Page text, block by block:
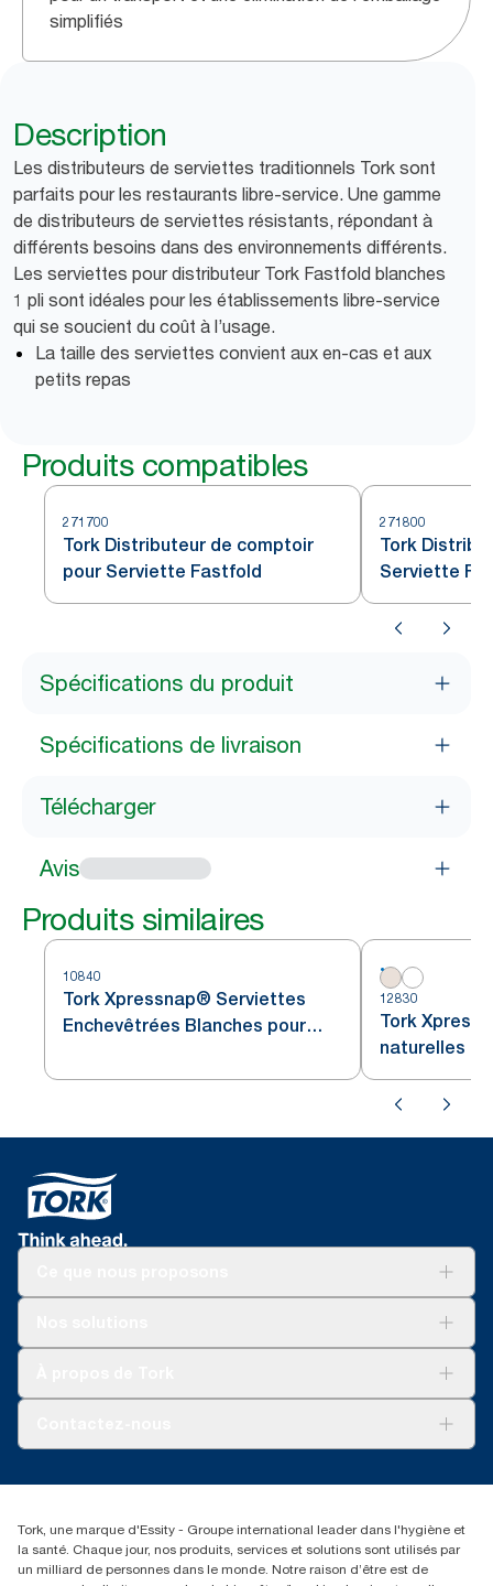
simplifiés
Description
Les distributeurs de serviettes traditionnels Tork sont
parfaits pour les restaurants libre-service. Une gamme
de distributeurs de serviettes résistants, répondant à
différents besoins dans des environnements différents.
Les serviettes pour distributeur Tork Fastfold blanches
1 pli sont idéales pour les établissements libre-service
qui se soucient du coût à l’usage.
La taille des serviettes convient aux en-cas et aux
petits repas
Produits compatibles
271700
Tork Distributeur de comptoir
pour Serviette Fastfold
271800
Tork
Serviette
Spécifications du produit
Spécifications de livraison
Télécharger
Avis
Produits similaires
10840
Tork Xpressnap® Serviettes
Enchevêtrées Blanches pour
12830
Tork
naturelles
01 85 07 92 00
Tork, une marque d'Essity - Groupe international leader dans l'hygiène et
la santé. Chaque jour, nos produits, services et solutions sont utilisés par
un milliard de personnes dans le monde. Notre raison d’être est de